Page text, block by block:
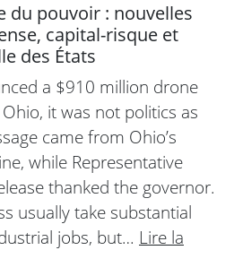
du pouvoir : nouvelles
capital-risque et
des États
a $910 million drone
it was not politics as
came from Ohio’s
while Representative
thanked the governor.
usually take substantial
jobs, but… Lire la